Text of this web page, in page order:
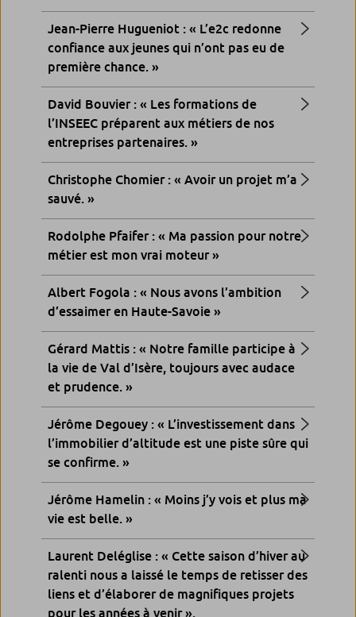
Jean-Pierre Hugueniot : « L’e2c redonne
confiance aux jeunes qui n’ont pas eu de
première chance. »
David Bouvier : « Les formations de
l’INSEEC préparent aux métiers de nos
entreprises partenaires. »
Christophe Chomier : « Avoir un projet m’a
sauvé. »
Rodolphe Pfaifer : « Ma passion pour notre
métier est mon vrai moteur »
Albert Fogola : « Nous avons l’ambition
d’essaimer en Haute-Savoie »
Gérard Mattis : « Notre famille participe à
la vie de Val d’Isère, toujours avec audace
et prudence. »
Jérôme Degouey : « L’investissement dans
l’immobilier d’altitude est une piste sûre qui
se confirme. »
Jérôme Hamelin : « Moins j’y vois et plus ma
vie est belle. »
Laurent Deléglise : « Cette saison d’hiver au
ralenti nous a laissé le temps de retisser des
liens et d’élaborer de magnifiques projets
pour les années à venir ».